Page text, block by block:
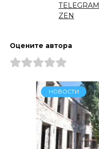
TELEGRAM
ZEN
Оцените автора
НОВОСТИ